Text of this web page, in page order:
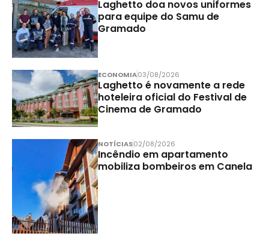
Laghetto doa novos uniformes
para equipe do Samu de
Gramado
ECONOMIA03/08/2026
Laghetto é novamente a rede
hoteleira oficial do Festival de
Cinema de Gramado
NOTÍCIAS02/08/2026
Incêndio em apartamento
mobiliza bombeiros em Canela